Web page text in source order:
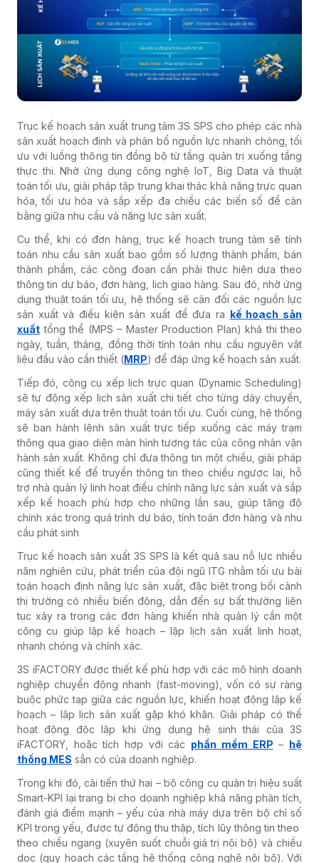
Trục kế hoạch sản xuất trung tâm 3S SPS cho phép các nhà
sản xuất hoạch định và phân bổ nguồn lực nhanh chóng, tối
ưu với luồng thông tin đồng bộ từ tầng quản trị xuống tầng
thực thi. Nhờ ứng dụng công nghệ IoT, Big Data và thuật
toán tối ưu, giải pháp tập trung khai thác khả năng trực quan
hóa, tối ưu hóa và sắp xếp đa chiều các biến số để cân
bằng giữa nhu cầu và năng lực sản xuất.
Cụ thể, khi có đơn hàng, trục kế hoạch trung tâm sẽ tính
toán nhu cầu sản xuất bao gồm số lượng thành phẩm, bán
thành phẩm, các công đoạn cần phải thực hiện dựa theo
thông tin dự báo, đơn hàng, lịch giao hàng. Sau đó, nhờ ứng
dụng thuật toán tối ưu, hệ thống sẽ cân đối các nguồn lực
sản xuất và điều kiện sản xuất để đưa ra kế hoạch sản
xuất tổng thể (MPS – Master Production Plan) khả thi theo
ngày, tuần, tháng, đồng thời tính toán nhu cầu nguyên vật
liệu đầu vào cần thiết (MRP) để đáp ứng kế hoạch sản xuất.
Tiếp đó, công cụ xếp lịch trực quan (Dynamic Scheduling)
sẽ tự động xếp lịch sản xuất chi tiết cho từng dây chuyền,
máy sản xuất dựa trên thuật toán tối ưu. Cuối cùng, hệ thống
sẽ ban hành lệnh sản xuất trực tiếp xuống các máy trạm
thông qua giao diện màn hình tương tác của công nhân vận
hành sản xuất. Không chỉ đưa thông tin một chiều, giải pháp
cũng thiết kế để truyền thông tin theo chiều ngược lại, hỗ
trợ nhà quản lý linh hoạt điều chỉnh năng lực sản xuất và sắp
xếp kế hoạch phù hợp cho những lần sau, giúp tăng độ
chính xác trong quá trình dự báo, tính toán đơn hàng và nhu
cầu phát sinh
Trục kế hoạch sản xuất 3S SPS là kết quả sau nỗ lực nhiều
năm nghiên cứu, phát triển của đội ngũ ITG nhằm tối ưu bài
toán hoạch định năng lực sản xuất, đặc biệt trong bối cảnh
thị trường có nhiều biến động, dẫn đến sự bất thường liên
tục xảy ra trong các đơn hàng khiến nhà quản lý cần một
công cụ giúp lập kế hoạch – lập lịch sản xuất linh hoạt,
nhanh chóng và chính xác.
3S iFACTORY được thiết kế phù hợp với các mô hình doanh
nghiệp chuyển động nhanh (fast-moving), vốn có sự ràng
buộc phức tạp giữa các nguồn lực, khiến hoạt động lập kế
hoạch – lập lịch sản xuất gặp khó khăn. Giải pháp có thể
hoạt động độc lập khi ứng dụng hệ sinh thái của 3S
iFACTORY, hoặc tích hợp với các phần mềm ERP – hệ
thống MES sẵn có của doanh nghiệp.
Trong khi đó, cải tiến thứ hai – bộ công cụ quản trị hiệu suất
Smart-KPI lại trang bị cho doanh nghiệp khả năng phân tích,
đánh giá điểm mạnh – yếu của nhà máy dựa trên bộ chỉ số
KPI trọng yếu, được tự động thu thập, tích lũy thông tin theo
theo chiều ngang (xuyên suốt chuỗi giá trị nội bộ) và chiều
dọc (quy hoạch các tầng hệ thống công nghệ nội bộ). Với